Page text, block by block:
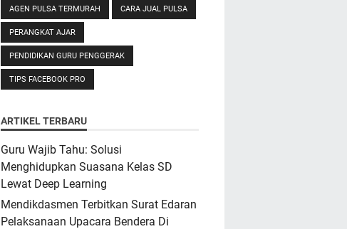
AGEN PULSA TERMURAH CARA JUAL PULSA
PERANGKAT AJAR
PENDIDIKAN GURU PENGGERAK
TIPS FACEBOOK PRO
ARTIKEL TERBARU
Guru Wajib Tahu: Solusi
Menghidupkan Suasana Kelas SD
Lewat Deep Learning
Mendikdasmen Terbitkan Surat Edaran
Pelaksanaan Upacara Bendera Di